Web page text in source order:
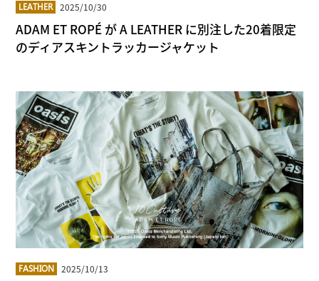
LEATHER 2025/10/30
ADAM ET ROPÉ が A LEATHER に別注した20着限定
のディアスキントラッカージャケット
FASHION 2025/10/13